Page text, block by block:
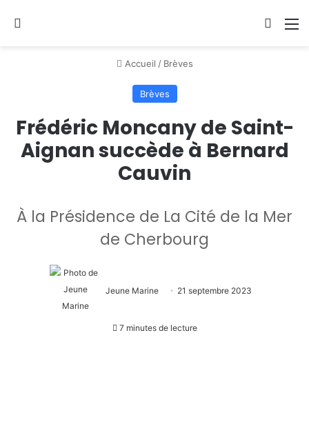
Accueil / Brèves
Brèves
Frédéric Moncany de Saint-
Aignan succède à Bernard
Cauvin
À la Présidence de La Cité de la Mer
de Cherbourg
Jeune Marine 21 septembre 2023
7 minutes de lecture